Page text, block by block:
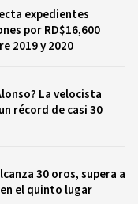
expedientes
por RD$16,600
2019 y 2020
La velocista
récord de casi 30
30 oros, supera a
el quinto lugar